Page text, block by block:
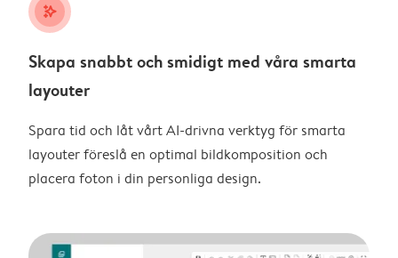
stars_plus
Skapa snabbt och smidigt med våra smarta
layouter
Spara tid och låt vårt AI-drivna verktyg för smarta
layouter föreslå en optimal bildkomposition och
placera foton i din personliga design.